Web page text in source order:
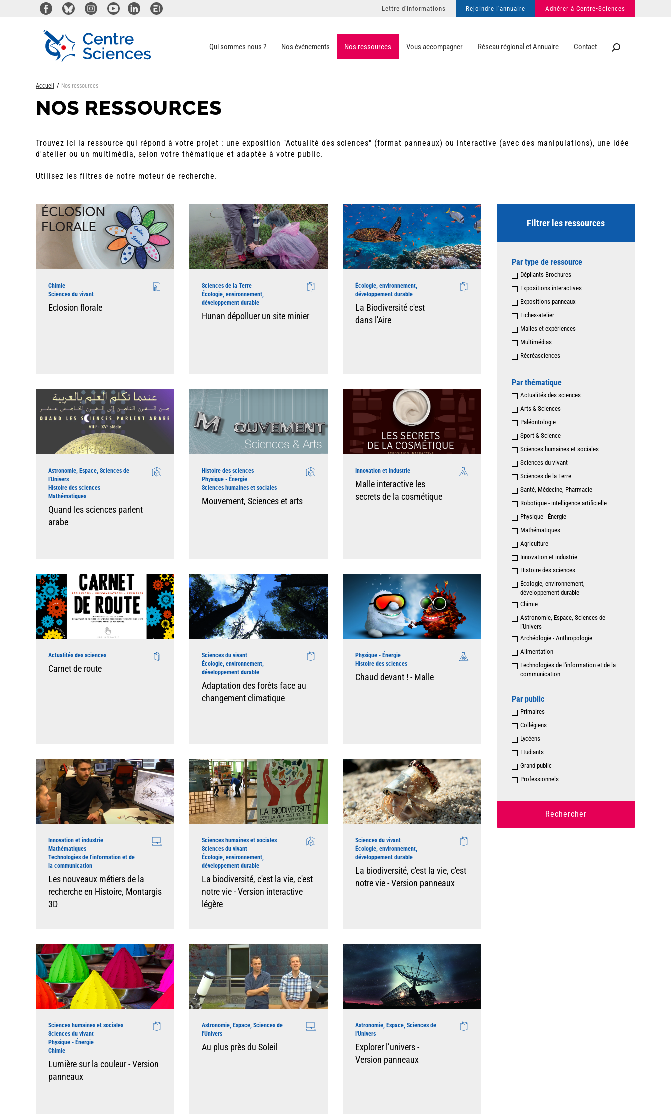
Qui sommes nous ? Nos événements Nos ressources Vous accompagner Réseau régional et Annuaire Contact
Lettre d'informations Rejoindre l'annuaire Adhérer à Centre•Sciences
Accueil Nos ressources
NOS RESSOURCES
Trouvez ici la ressource qui répond à votre projet : une exposition "Actualité des sciences" (format panneaux) ou interactive (avec des manipulations), une idée
d'atelier ou un multimédia, selon votre thématique et adaptée à votre public.
Utilisez les filtres de notre moteur de recherche.
Chimie
Sciences du vivant
Eclosion florale
Sciences de la Terre
Écologie, environnement,
développement durable
Hunan dépolluer un site minier
Écologie, environnement,
développement durable
La Biodiversité c'est
dans l'Aire
Astronomie, Espace, Sciences de
l'Univers
Histoire des sciences
Mathématiques
Quand les sciences parlent
arabe
Histoire des sciences
Physique - Énergie
Sciences humaines et sociales
Mouvement, Sciences et arts
Innovation et industrie
Malle interactive les
secrets de la cosmétique
Actualités des sciences
Carnet de route
Sciences du vivant
Écologie, environnement,
développement durable
Adaptation des forêts face au
changement climatique
Physique - Énergie
Histoire des sciences
Chaud devant ! - Malle
Innovation et industrie
Mathématiques
Technologies de l'information et de
la communication
Les nouveaux métiers de la
recherche en Histoire, Montargis
3D
Sciences humaines et sociales
Sciences du vivant
Écologie, environnement,
développement durable
La biodiversité, c'est la vie, c'est
notre vie - Version interactive
légère
Sciences du vivant
Écologie, environnement,
développement durable
La biodiversité, c'est la vie, c'est
notre vie - Version panneaux
Sciences humaines et sociales
Sciences du vivant
Physique - Énergie
Chimie
Lumière sur la couleur - Version
panneaux
Astronomie, Espace, Sciences de
l'Univers
Au plus près du Soleil
Astronomie, Espace, Sciences de
l'Univers
Explorer l’univers -
Version panneaux
Filtrer les ressources
Par type de ressource
Dépliants-Brochures
Expositions interactives
Expositions panneaux
Fiches-atelier
Malles et expériences
Multimédias
Récréasciences
Par thématique
Actualités des sciences
Arts & Sciences
Paléontologie
Sport & Science
Sciences humaines et sociales
Sciences du vivant
Sciences de la Terre
Santé, Médecine, Pharmacie
Robotique - intelligence artificielle
Physique - Énergie
Mathématiques
Agriculture
Innovation et industrie
Histoire des sciences
Écologie, environnement,
développement durable
Chimie
Astronomie, Espace, Sciences de
l'Univers
Archéologie - Anthropologie
Alimentation
Technologies de l'information et de la
communication
Par public
Primaires
Collégiens
Lycéens
Etudiants
Grand public
Professionnels
Rechercher